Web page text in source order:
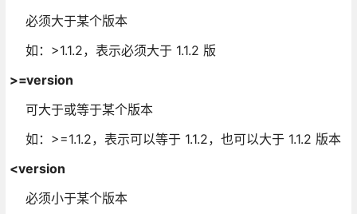
必须大于某个版本
如：>1.1.2，表示必须大于 1.1.2 版
>=version
可大于或等于某个版本
如：>=1.1.2，表示可以等于 1.1.2，也可以大于 1.1.2 版本
<version
必须小于某个版本